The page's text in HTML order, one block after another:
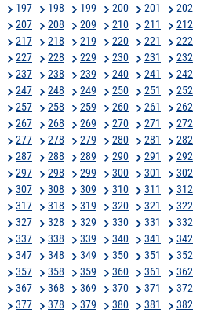
197
198 199 200 201 202
207
208 209 210 211 212
217
218 219 220 221 222
227
228 229 230 231 232
237
238 239 240 241 242
247
248 249 250 251 252
257
258 259 260 261 262
267
268 269 270 271 272
277
278 279 280 281 282
287
288 289 290 291 292
297
298 299 300 301 302
307
308 309 310 311 312
317
318 319 320 321 322
327
328 329 330 331 332
337
338 339 340 341 342
347
348 349 350 351 352
357
358 359 360 361 362
367
368 369 370 371 372
377
378 379 380 381 382